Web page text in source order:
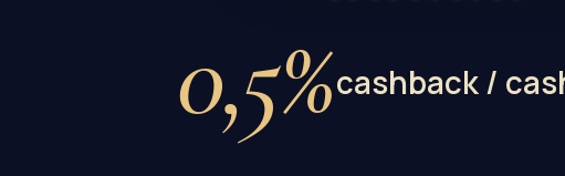
0,5%cashback /